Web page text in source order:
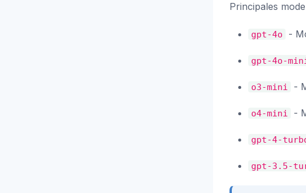
Principales
gpt-4o -
gpt-4o-
o3-mini -
o4-mini -
gpt-4-
gpt-3.5-